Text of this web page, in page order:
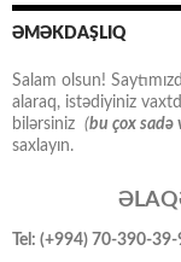
ƏMƏKDAŞLIQ
Salam olsun!
alaraq, istədiyiniz
bilərsiniz (bu çox sadə
saxlayın.
Tel: (+994) 70-390-